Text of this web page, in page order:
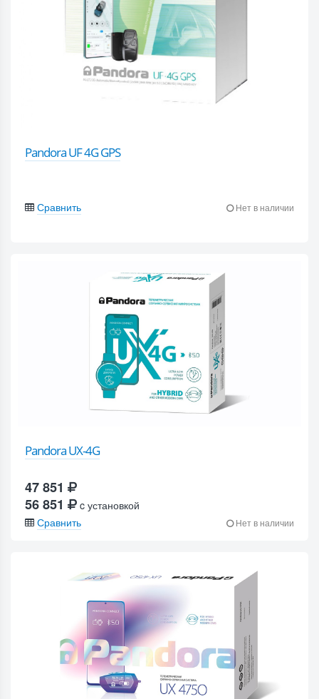
Pandora UF 4G GPS
Сравнить Нет в наличии
Pandora UX-4G
47 851
56 851
c установкой
Сравнить
Нет в наличии